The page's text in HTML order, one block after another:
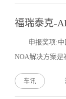
福瑞泰克-
申报奖项:
NOA解决方案是
车讯